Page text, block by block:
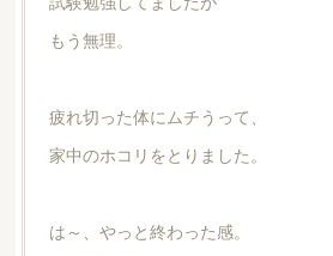
もう無理。
疲れ切った体にムチうって、
家中のホコリをとりました。
は～、やっと終わった感。